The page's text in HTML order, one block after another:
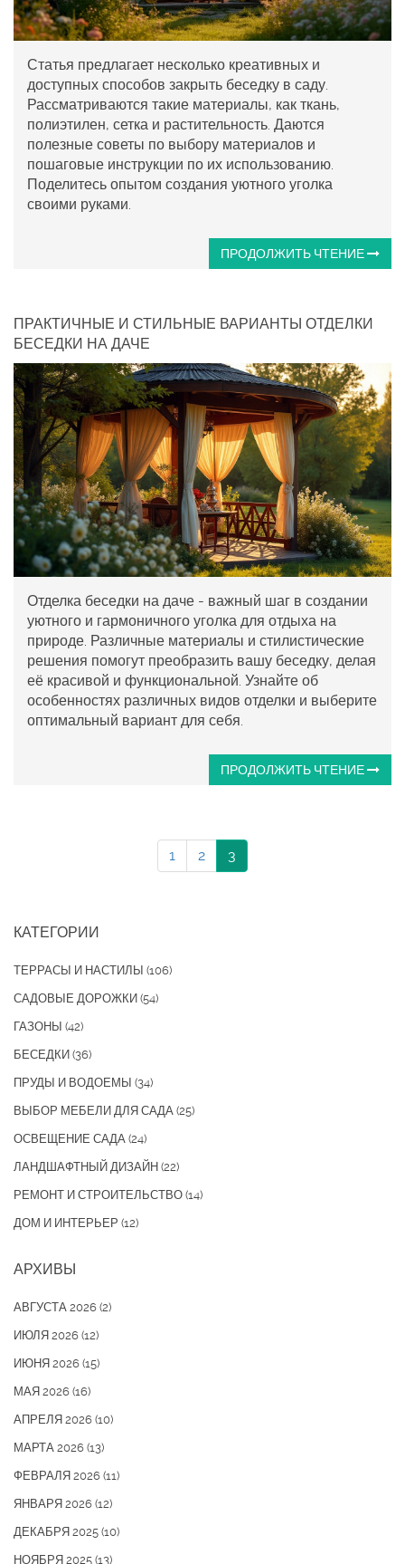
Статья предлагает несколько креативных и
доступных способов закрыть беседку в саду.
Рассматриваются такие материалы, как ткань,
полиэтилен, сетка и растительность. Даются
полезные советы по выбору материалов и
пошаговые инструкции по их использованию.
Поделитесь опытом создания уютного уголка
своими руками.
ПРОДОЛЖИТЬ ЧТЕНИЕ
ПРАКТИЧНЫЕ И СТИЛЬНЫЕ ВАРИАНТЫ ОТДЕЛКИ
БЕСЕДКИ НА ДАЧЕ
Отделка беседки на даче - важный шаг в создании
уютного и гармоничного уголка для отдыха на
природе. Различные материалы и стилистические
решения помогут преобразить вашу беседку, делая
её красивой и функциональной. Узнайте об
особенностях различных видов отделки и выберите
оптимальный вариант для себя.
ПРОДОЛЖИТЬ ЧТЕНИЕ
1 2 3
КАТЕГОРИИ
ТЕРРАСЫ И НАСТИЛЫ (106)
САДОВЫЕ ДОРОЖКИ (54)
ГАЗОНЫ (42)
БЕСЕДКИ (36)
ПРУДЫ И ВОДОЕМЫ (34)
ВЫБОР МЕБЕЛИ ДЛЯ САДА (25)
ОСВЕЩЕНИЕ САДА (24)
ЛАНДШАФТНЫЙ ДИЗАЙН (22)
РЕМОНТ И СТРОИТЕЛЬСТВО (14)
ДОМ И ИНТЕРЬЕР (12)
АРХИВЫ
АВГУСТА 2026 (2)
ИЮЛЯ 2026 (12)
ИЮНЯ 2026 (15)
МАЯ 2026 (16)
АПРЕЛЯ 2026 (10)
МАРТА 2026 (13)
ФЕВРАЛЯ 2026 (11)
ЯНВАРЯ 2026 (12)
ДЕКАБРЯ 2025 (10)
НОЯБРЯ 2025 (13)